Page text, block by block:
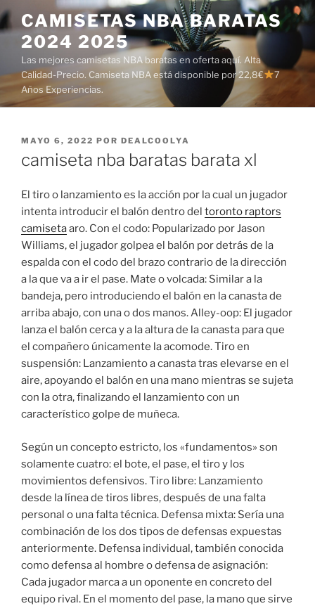
Saltar
al
contenido
CAMISETAS NBA BARATAS
2024 2025
Las mejores camisetas NBA baratas en oferta aquí. Alta
Calidad-Precio. Camiseta NBA está disponible por 22,8€
7
Años Experiencias.
PUBLICADO
MAYO 6, 2022 POR DEALCOOLYA
camiseta nba baratas barata xl
El tiro o lanzamiento es la acción por la cual un jugador
intenta introducir el balón dentro del toronto raptors
camisetaaro. Con el codo: Popularizado por Jason
Williams, el jugador golpea el balón por detrás de la
espalda con el codo del brazo contrario de la dirección
a la que va a ir el pase. Mate o volcada: Similar a la
bandeja, pero introduciendo el balón en la canasta de
arriba abajo, con una o dos manos. Alley-oop: El jugador
lanza el balón cerca y a la altura de la canasta para que
el compañero únicamente la acomode. Tiro en
suspensión: Lanzamiento a canasta tras elevarse en el
aire, apoyando el balón en una mano mientras se sujeta
con la otra, finalizando el lanzamiento con un
característico golpe de muñeca.
Según un concepto estricto, los «fundamentos» son
solamente cuatro: el bote, el pase, el tiro y los
movimientos defensivos. Tiro libre: Lanzamiento
desde la línea de tiros libres, después de una falta
personal o una falta técnica. Defensa mixta: Sería una
combinación de los dos tipos de defensas expuestas
anteriormente. Defensa individual, también conocida
como defensa al hombre o defensa de asignación:
Cada jugador marca a un oponente en concreto del
equipo rival. En el momento del pase, la mano que sirve